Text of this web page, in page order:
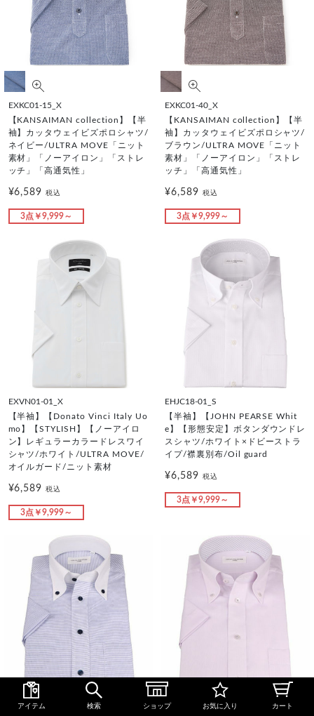
EXKC01-15_X
【KANSAIMAN collection】【半
袖】カッタウェイビズポロシャツ/
ネイビー/ULTRA MOVE「ニット
素材」「ノーアイロン」「ストレ
ッチ」「高通気性」
¥6,589税込
3点￥9,999～
EXKC01-40_X
【KANSAIMAN collection】【半
袖】カッタウェイビズポロシャツ/
ブラウン/ULTRA MOVE「ニット
素材」「ノーアイロン」「ストレ
ッチ」「高通気性」
¥6,589 税込
3点￥9,999～
EXVN01-01_X
【半袖】【Donato Vinci Italy Uo
mo】【STYLISH】【ノーアイロ
ン】レギュラーカラードレスワイ
シャツ/ホワイト/ULTRA MOVE/
オイルガード/ニット素材
¥6,589税込
3点￥9,999～
EHJC18-01_S
【半袖】【JOHN PEARSE Whit
e】【形態安定】ボタンダウンドレ
スシャツ/ホワイト×ドビーストラ
イプ/襟裏別布/Oil guard
¥6,589 税込
3点￥9,999～
EHJC17-13Z_P
EHJC17-62Z_P
アイテム 検索 ショップ お気に入り カート